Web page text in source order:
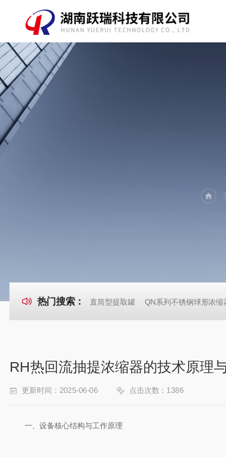
热门搜索： 直筒型提取罐 QN系列不锈钢球形浓缩
RH热回流抽提浓缩器的技术原理
更新时间：2025-06-06 点击次数：1386
一、设备核心结构与工作原理